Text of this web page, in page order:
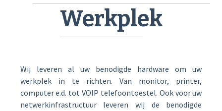
Werkplek
Wij leveren al uw benodigde hardware om uw
werkplek in te richten. Van monitor, printer,
computer e.d. tot VOIP telefoontoestel. Ook voor uw
netwerkinfrastructuur leveren wij de benodigde